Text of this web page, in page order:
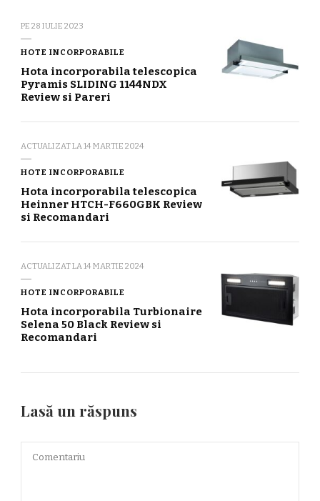
PE 28 IULIE 2023
HOTE INCORPORABILE
Hota incorporabila telescopica
Pyramis SLIDING 1144NDX
Review si Pareri
ACTUALIZAT LA14 MARTIE 2024
HOTE INCORPORABILE
Hota incorporabila telescopica
Heinner HTCH-F660GBK Review
si Recomandari
ACTUALIZAT LA14 MARTIE 2024
HOTE INCORPORABILE
Hota incorporabila Turbionaire
Selena 50 Black Review si
Recomandari
Lasă un răspuns